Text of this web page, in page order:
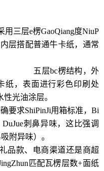
三层e楞GaoQiang度NiuP
层搭配普通牛卡纸，通常
五层bc楞结构，外
纸，表面进行彩色印刷处
光油涂层。
要求ShiPinJi用箱标准，Bi
刺鼻异味，这比强调
附异味）。
品款、电商渠道还是商超
匹配瓦楞层数+面纸